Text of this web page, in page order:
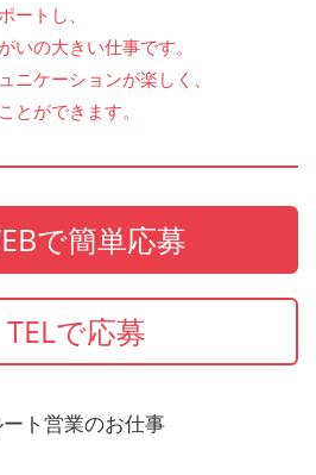
ートし、
いの大きい仕事です。
ニケーションが楽しく、
とができます。
で簡単応募
で応募
ト営業のお仕事